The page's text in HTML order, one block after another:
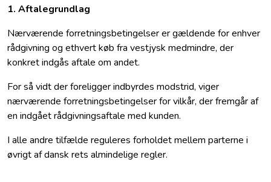
1. Aftalegrundlag
Nærværende forretningsbetingelser er gældende for enhver
rådgivning og ethvert køb fra vestjysk medmindre, der
konkret indgås aftale om andet.
For så vidt der foreligger indbyrdes modstrid, viger
nærværende forretningsbetingelser for vilkår, der fremgår af
en indgået rådgivningsaftale med kunden.
I alle andre tilfælde reguleres forholdet mellem parterne i
øvrigt af dansk rets almindelige regler.